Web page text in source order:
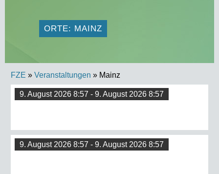
ORTE: MAINZ
FZE » Veranstaltungen » Mainz
9. August 2026 8:57 - 9. August 2026 8:57
9. August 2026 8:57 - 9. August 2026 8:57